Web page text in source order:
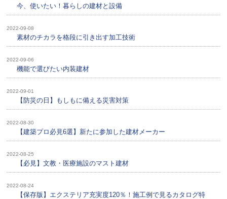
今、使いたい！暮らしの建材と設備
2022-09-08
素材のチカラを格段に引き出す加工技術
2022-09-06
機能で選びたい内装建材
2022-09-01
【防災の日】もしもに備える災害対策
2022-08-30
【建築プロ必見6選】新たに参加した建材メーカー
2022-08-25
【必見】文教・医療施設のマスト建材
2022-08-24
【保存版】エクステリア充実度120％！施工例で見るカタログ特